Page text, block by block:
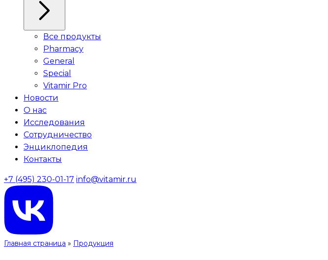
Все продукты
Pharmacy
General
Special
Vitamir Pro
Новости
О нас
Исследования
Сотрудничество
Энциклопедия
Контакты
+7 (495) 230-01-17 info@vitamir.ru
Главная страница » Продукция